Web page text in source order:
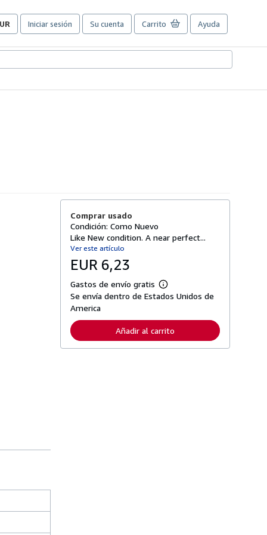
Iniciar sesión Su cuenta Carrito Ayuda
Comprar usado
Condición: Como Nuevo
Like New condition. A near perfect...
Ver este artículo
EUR 6,23
Gastos de envío gratis
M
á
f
o
r
Se envía dentro de Estados Unidos de
America
Añadir al carrito